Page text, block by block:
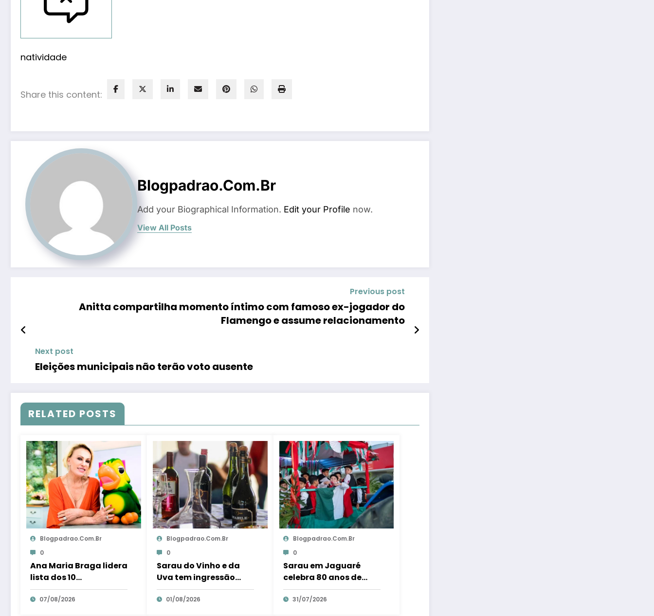
natividade
Share this content:
Blogpadrao.com.br
Add your Biographical Information. Edit your Profile now.
View All Posts
Previous post
Anitta compartilha momento íntimo com famoso ex-jogador do
Flamengo e assume relacionamento
Next post
Eleições municipais não terão voto ausente
RELATED POSTS
Blogpadrao.com.br
0
Ana Maria Braga lidera
lista dos 10
apresentadores mais
queridos da TV; veja
07/08/2026
Blogpadrao.com.br
0
Sarau do Vinho e da
Uva tem ingressão
gratuita e distribui 250
litros de suco em Santa
01/08/2026
Blogpadrao.com.br
0
Sarau em Jaguaré
celebra 80 anos de
colonização italiana
com tradição e
31/07/2026